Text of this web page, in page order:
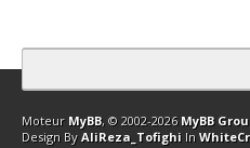
Contact Club Affiliation
Moteur MyBB, © 2002-2026 MyBB
Design By AliReza_Tofighi In